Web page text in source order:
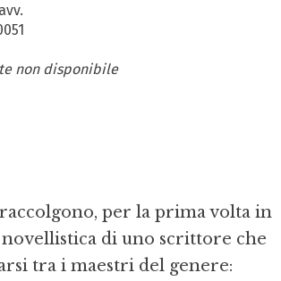
non disponibile
per la prima volta in
novellistica di uno scrittore che
tra i maestri del genere: